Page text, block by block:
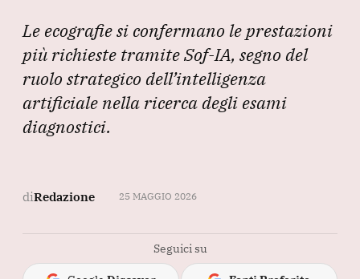
Le ecografie si confermano le prestazioni
più richieste tramite Sof-IA, segno del
ruolo strategico dell’intelligenza
artificiale nella ricerca degli esami
diagnostici.
diRedazione 25 MAGGIO 2026
Seguici su